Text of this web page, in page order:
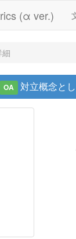
(α ver.)
OA 対立概念と